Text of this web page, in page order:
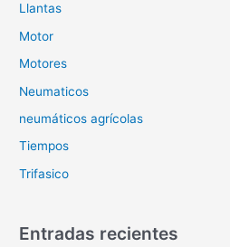
Llantas
Motor
Motores
Neumaticos
neumáticos agrícolas
Tiempos
Trifasico
Entradas recientes